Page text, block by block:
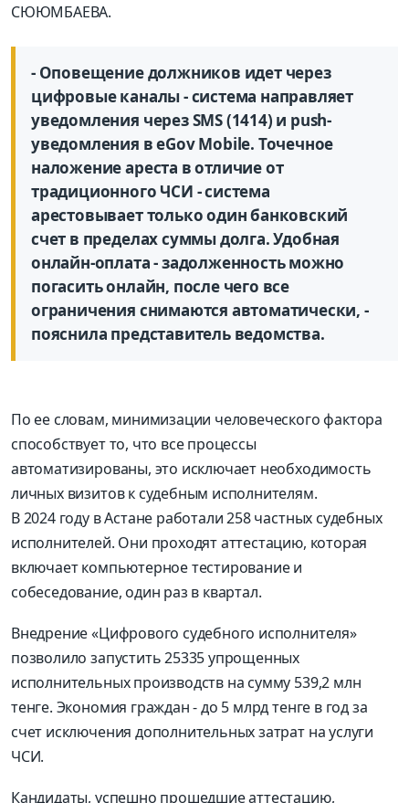
СЮЮМБАЕВА.
- Оповещение должников идет через
цифровые каналы - система направляет
уведомления через SMS (1414) и push-
уведомления в eGov Mobile. Точечное
наложение ареста в отличие от
традиционного ЧСИ - система
арестовывает только один банковский
счет в пределах суммы долга. Удобная
онлайн-оплата - задолженность можно
погасить онлайн, после чего все
ограничения снимаются автоматически, -
пояснила представитель ведомства.
По ее словам, минимизации человеческого фактора
способствует то, что все процессы
автоматизированы, это исключает необходимость
личных визитов к судебным исполнителям.
В 2024 году в Астане работали 258 частных судебных
исполнителей. Они проходят аттестацию, которая
включает компьютерное тестирование и
собеседование, один раз в квартал.
Внедрение «Цифрового судебного исполнителя»
позволило запустить 25335 упрощенных
исполнительных производств на сумму 539,2 млн
тенге. Экономия граждан - до 5 млрд тенге в год за
счет исключения дополнительных затрат на услуги
ЧСИ.
Кандидаты, успешно прошедшие аттестацию,